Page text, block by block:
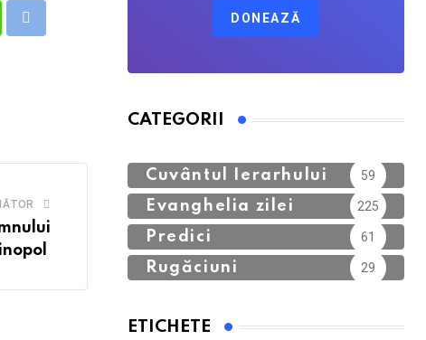
Print
DONEAZĂ
CATEGORII
Cuvântul Ierarhului 59
Evanghelia zilei 225
Predici 61
Rugăciuni 29
ETICHETE